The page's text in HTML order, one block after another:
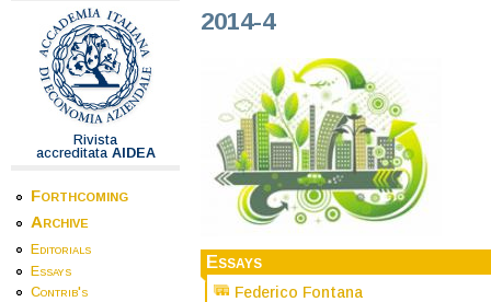
Rivista
accreditata AIDEA
Forthcoming
Archive
Editorials
Essays
Contrib's
2014-4
Essays
Federico Fontana